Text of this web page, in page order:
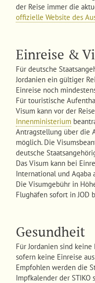
der Reise immer die
offizielle Website des
Einreise &
Für deutsche
Jordanien ein gültiger
Einreise noch
Für touristische
Visum kann vor der
Innenministerium
Antragstellung über die
möglich. Die
deutsche
Das Visum kann bei
International und Aqaba
Die Visumgebühr in
Flughäfen sofort in JOD
Gesundheit
Für Jordanien sind
sofern keine Einreise
Empfohlen werden die
Impfkalender der STIKO